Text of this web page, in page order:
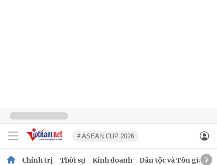
# ASEAN CUP 2026
Chính trị Thời sự Kinh doanh Dân tộc và Tôn giáo